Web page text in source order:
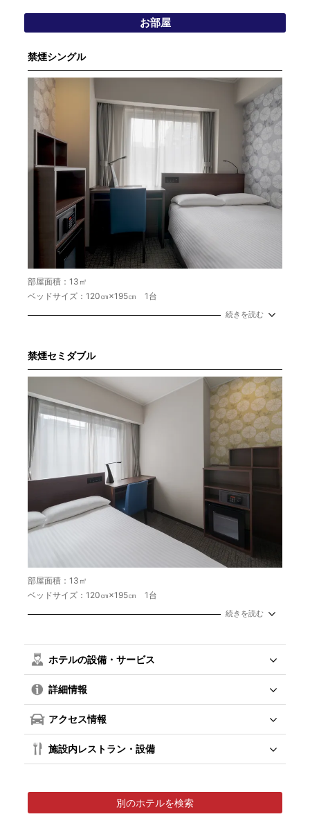
お部屋
禁煙シングル
部屋面積：13㎡
ベッドサイズ：120㎝×195㎝ 1台
続きを読む
禁煙セミダブル
部屋面積：13㎡
ベッドサイズ：120㎝×195㎝ 1台
続きを読む
ホテルの設備・サービス
詳細情報
アクセス情報
施設内レストラン・設備
別のホテルを検索